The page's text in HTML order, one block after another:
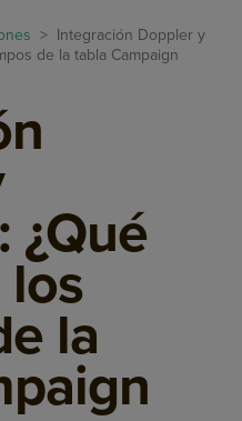
> Integración Doppler y
de la tabla Campaign
¿Qué
la